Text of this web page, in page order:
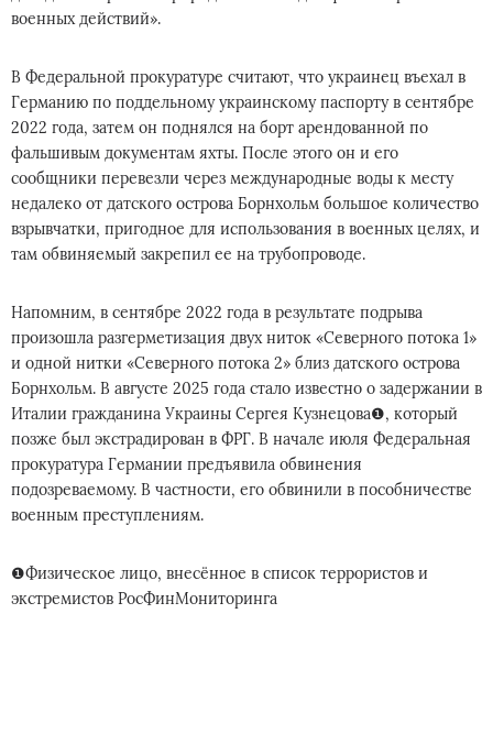
военных действий».
В Федеральной прокуратуре считают, что украинец въехал в
Германию по поддельному украинскому паспорту в сентябре
2022 года, затем он поднялся на борт арендованной по
фальшивым документам яхты. После этого он и его
сообщники перевезли через международные воды к месту
недалеко от датского острова Борнхольм большое количество
взрывчатки, пригодное для использования в военных целях, и
там обвиняемый закрепил ее на трубопроводе.
Напомним, в сентябре 2022 года в результате подрыва
произошла разгерметизация двух ниток «Северного потока 1»
и одной нитки «Северного потока 2» близ датского острова
Борнхольм. В августе 2025 года стало известно о задержании в
Италии гражданина Украины Сергея Кузнецова❶, который
позже был экстрадирован в ФРГ. В начале июля Федеральная
прокуратура Германии предъявила обвинения
подозреваемому. В частности, его обвинили в пособничестве
военным преступлениям.
❶Физическое лицо, внесённое в список террористов и
экстремистов РосФинМониторинга